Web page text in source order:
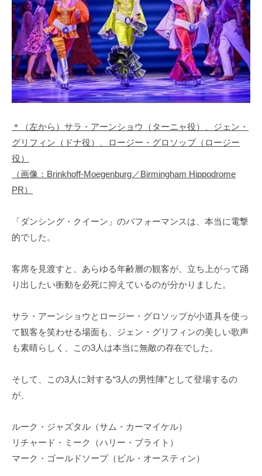
＊（左から）サラ・アーンショウ（ターニャ役）、ジェン・
グリフィン（ドナ役）、ロージー・グロソップ（ロージー
役）
（画像：Brinkhoff-Moegenburg／Birmingham Hippodrome
PR）
「ダンシング・クイーン」のパフォーマンスは、本当に電撃
的でした。
客席を見渡すと、あらゆる年齢層の観客が、立ち上がって踊
り出したい衝動を必死に抑えているのが分かりました。
サラ・アーンショウとロージー・グロソップが小道具を使っ
て観客を笑わせる場面も、ジェン・グリフィンの美しい歌声
も素晴らしく、この3人は本当に無敵の存在でした。
そして、この3人に対する“3人の男性陣”として登場するの
が、
ルーク・ジャズタル（サム・カーマイケル）
リチャード・ミーク（ハリー・ブライト）
マーク・ゴールドソープ（ビル・オースティン）